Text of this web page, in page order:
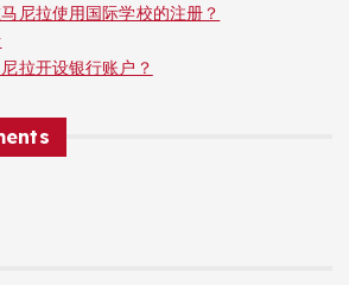
尼拉使用国际学校的注册？
拉开设银行账户？